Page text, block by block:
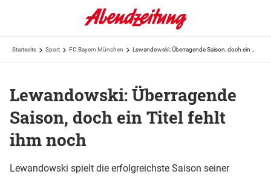
Startseite Sport FC Bayern München
Lewandowski: Überragende
Saison, doch ein Titel fehlt
ihm noch
Lewandowski spielt die erfolgreichste Saison seiner